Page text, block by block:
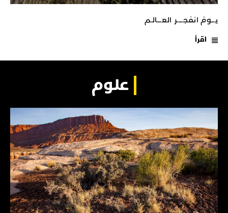
يـــومَ انفجـــــر العــــالـم
اقرأ
علوم